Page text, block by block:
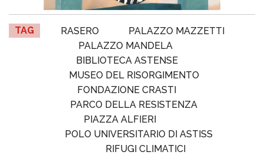
TAG RASERO
PALAZZO MAZZETTI
PALAZZO MANDELA
BIBLIOTECA ASTENSE
MUSEO DEL RISORGIMENTO
FONDAZIONE CRASTI
PARCO DELLA RESISTENZA
PIAZZA ALFIERI
POLO UNIVERSITARIO DI ASTISS
RIFUGI CLIMATICI